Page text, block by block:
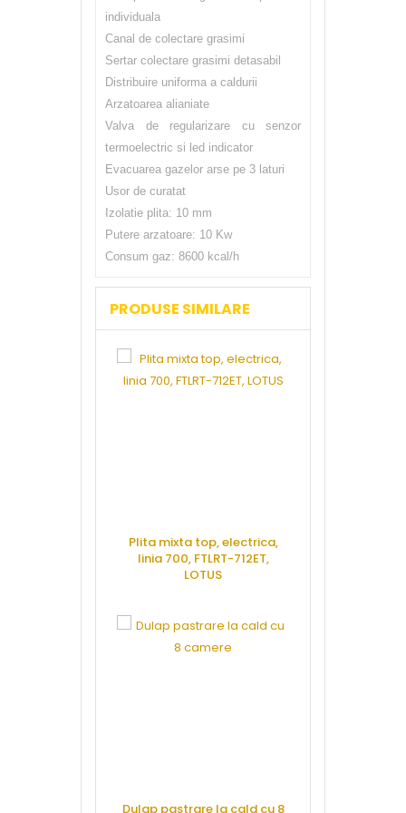
individuala
Canal de colectare grasimi
Sertar colectare grasimi detasabil
Distribuire uniforma a caldurii
Arzatoarea alianiate
Valva de regularizare cu senzor
termoelectric si led indicator
Evacuarea gazelor arse pe 3 laturi
Usor de curatat
Izolatie plita: 10 mm
Putere arzatoare: 10 Kw
Consum gaz: 8600 kcal/h
PRODUSE SIMILARE
Plita mixta top, electrica,
linia 700, FTLRT-712ET,
LOTUS
Dulap pastrare la cald cu 8